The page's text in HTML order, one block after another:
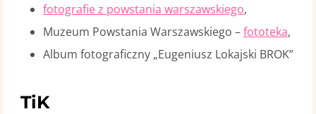
fotografie z powstania warszawskiego,
Muzeum Powstania Warszawskiego –fototeka,
Album fotograficzny „Eugeniusz Lokajski BROK”
TiK